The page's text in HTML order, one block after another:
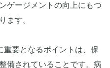
ゲージメントの向上にもつ
ます。
重要となるポイントは、保
備されていることです。病